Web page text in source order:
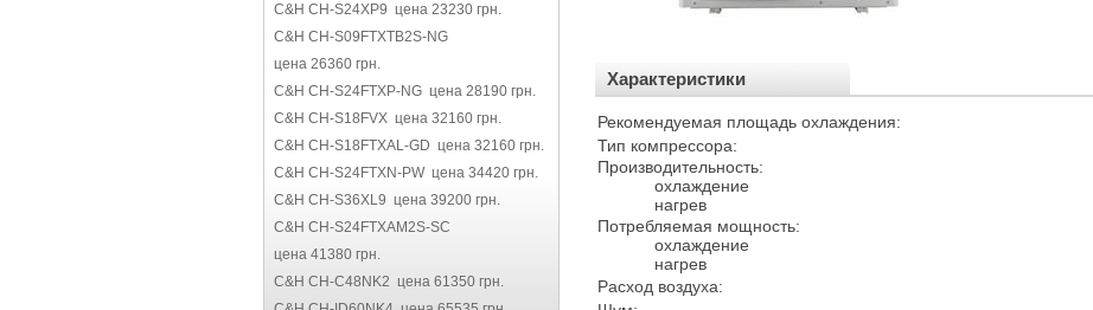
C&H CH-S24XP9 цена 23230 грн.
C&H CH-S09FTXTB2S-NG
цена 26360 грн.
C&H CH-S24FTXP-NG цена 28190 грн.
C&H CH-S18FVX цена 32160 грн.
C&H CH-S18FTXAL-GD цена 32160 грн.
C&H CH-S24FTXN-PW цена 34420 грн.
C&H CH-S36XL9 цена 39200 грн.
C&H CH-S24FTXAM2S-SC
цена 41380 грн.
C&H CH-C48NK2 цена 61350 грн.
Характеристики
Рекомендуемая площадь охлаждения:
Тип компрессора:
Производительность:
охлаждение
нагрев
Потребляемая мощность:
охлаждение
нагрев
Расход воздуха: